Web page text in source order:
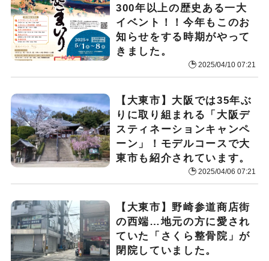
300年以上の歴史ある一大
イベント！！今年もこのお
知らせをする時期がやって
きました。
2025/04/10 07:21
【大東市】大阪では35年ぶ
りに取り組まれる「大阪デ
スティネーションキャンペ
ーン」！モデルコースで大
東市も紹介されています。
2025/04/06 07:21
【大東市】野崎参道商店街
の西端…地元の方に愛され
ていた「さくら整骨院」が
閉院していました。